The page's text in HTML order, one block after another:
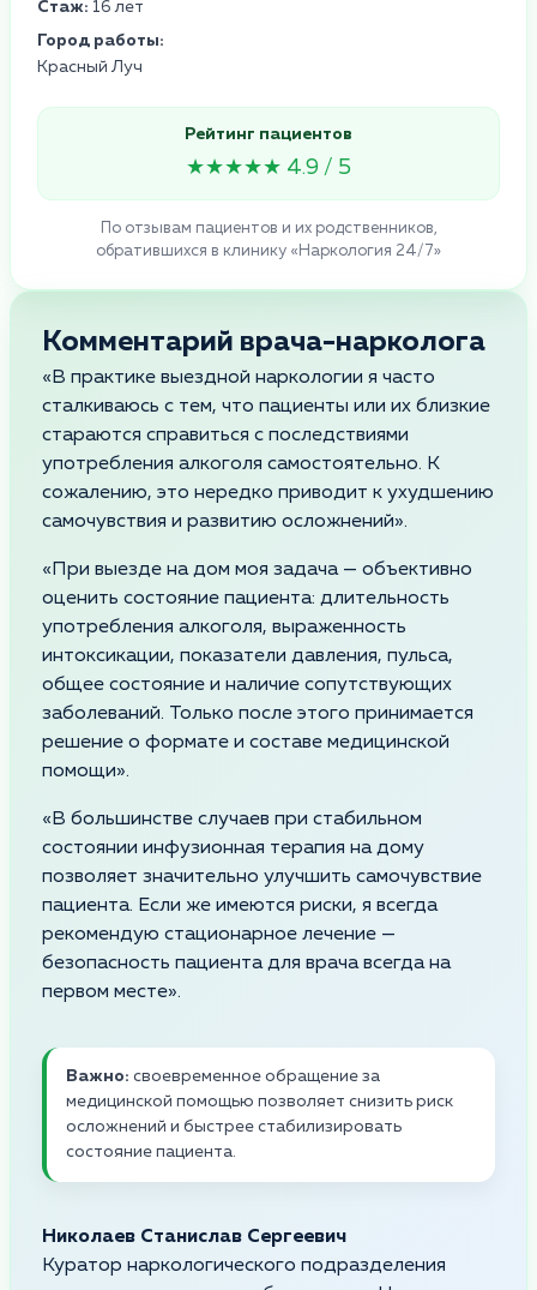
Стаж: 16 лет
Город работы:
Красный Луч
Рейтинг пациентов
★★★★★ 4.9 / 5
По отзывам пациентов и их родственников,
обратившихся в клинику «Наркология 24/7»
Комментарий врача-нарколога
«В практике выездной наркологии я часто
сталкиваюсь с тем, что пациенты или их близкие
стараются справиться с последствиями
употребления алкоголя самостоятельно. К
сожалению, это нередко приводит к ухудшению
самочувствия и развитию осложнений».
«При выезде на дом моя задача — объективно
оценить состояние пациента: длительность
употребления алкоголя, выраженность
интоксикации, показатели давления, пульса,
общее состояние и наличие сопутствующих
заболеваний. Только после этого принимается
решение о формате и составе медицинской
помощи».
«В большинстве случаев при стабильном
состоянии инфузионная терапия на дому
позволяет значительно улучшить самочувствие
пациента. Если же имеются риски, я всегда
рекомендую стационарное лечение —
безопасность пациента для врача всегда на
первом месте».
Важно: своевременное обращение за
медицинской помощью позволяет снизить риск
осложнений и быстрее стабилизировать
состояние пациента.
Николаев Станислав Сергеевич
Куратор наркологического подразделения